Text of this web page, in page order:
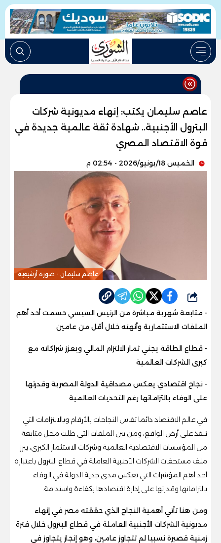
عاصم سليمان يكتب: إنهاء مديونية شركات
البترول الأجنبية.. شهادة ثقة عالمية جديدة في
قوة الاقتصاد المصري
الخميس 18/يونيو/2026 - 02:54 م
عاصم سليمان - صورة أرشيفية
شارك
- متابعة شهرية مباشرة من الرئيس السيسي حسمت أحد أهم
الملفات الاستثمارية وأنهته خلال أقل من عامين
- قطاع الطاقة يجني ثمار الالتزام المالي ويعزز شراكاته مع
كبرى الشركات العالمية
- نجاح اقتصادي يعكس مصداقية الدولة المصرية وقدرتها
على الوفاء بالتزاماتها رغم التحديات العالمية
في عالم الاقتصاد دائما تقاس النجاحات بالأرقام وبالالتزامات التي
تنفذ على أرض الواقع، ومن بين الملفات التي ظلت محل متابعة
من المؤسسات الاقتصادية العالمية وشركات الاستثمار الكبرى، يبرز
ملف مستحقات الشركات الأجنبية العاملة في قطاع البترول باعتباره
أحد أهم المؤشرات التي تعكس مدى جدية الدولة في الوفاء
بالتزاماتها وقدرتها على إدارة اقتصادها بكفاءة واستدامة.
ومن هنا تأتي أهمية النجاح الذي حققته مصر في إنهاء
مديونية الشركات الأجنبية العاملة في قطاع البترول خلال فترة
زمنية قصيرة نسبيا لم تتجاوز عامين، وهو إنجاز يتجاوز في